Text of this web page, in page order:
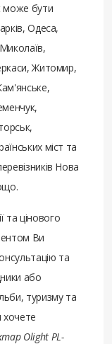
може бути
Одеса,
Житомир,
міст та
Нова
та цінового
Ви
та
або
туризму та
хочете
Olight PL-